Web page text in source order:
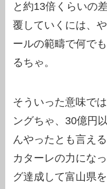
と約13倍くらいの
覆していくには、
ールの範疇で何で
るちゃ。
そういった意味で
ングちゃ、30億円
んやったとも言え
カターレの力にな
グ達成して富山県